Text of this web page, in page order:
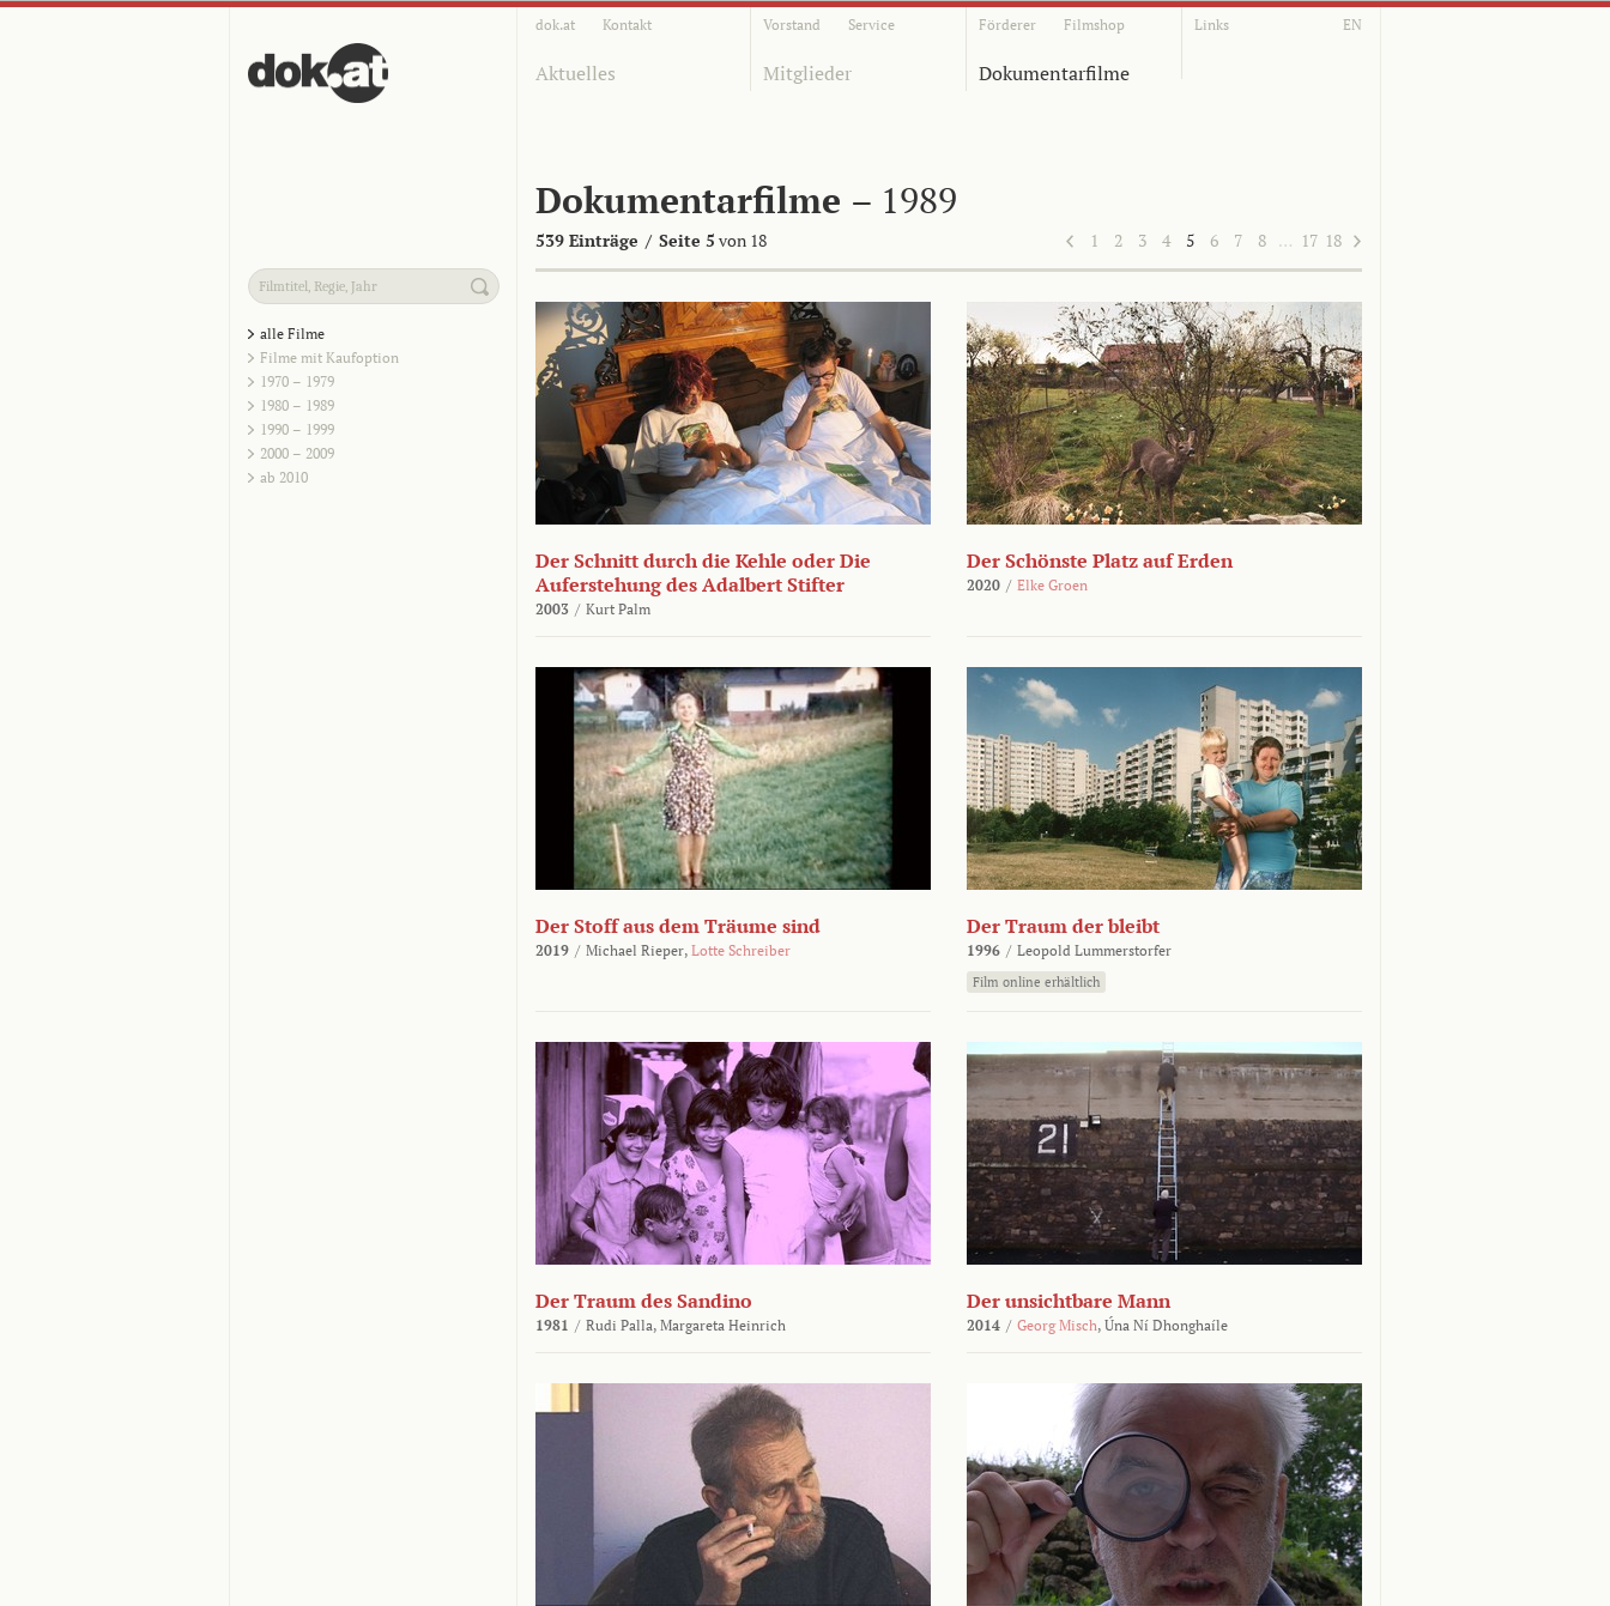
dok.at Kontakt Vorstand Service Förderer Filmshop Links EN
Aktuelles Mitglieder Dokumentarfilme
Dokumentarfilme – 1989
539 Einträge / Seite 5 von 18 1 2 3 4 5 6 7 8 … 17 18
alle Filme
Filme mit Kaufoption
1970 – 1979
1980 – 1989
1990 – 1999
2000 – 2009
ab 2010
Der Schnitt durch die Kehle oder Die
Auferstehung des Adalbert Stifter
2003 / Kurt Palm
Der Schönste Platz auf Erden
2020 / Elke Groen
Der Stoff aus dem Träume sind
2019 / Michael Rieper, Lotte Schreiber
Der Traum der bleibt
1996 / Leopold Lummerstorfer
Film online erhältlich
Der Traum des Sandino
1981 / Rudi Palla, Margareta Heinrich
Der unsichtbare Mann
2014 / Georg Misch, Úna Ní Dhonghaíle